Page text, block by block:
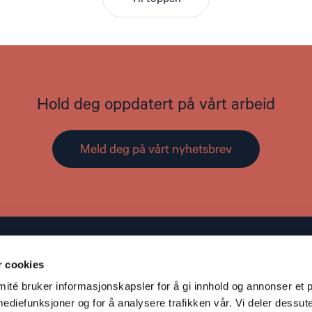
cookies
bruker informasjonskapsler for å gi innhold og annonser et
og for å analysere trafikken vår. Vi deler
Hold deg oppdatert på vårt arbeid
Meld deg på vårt nyhetsbrev
Adresse: St. Olavs gate 25, 0166 OSLO
Post: Postboks 357 Sentrum, 0101 OSLO